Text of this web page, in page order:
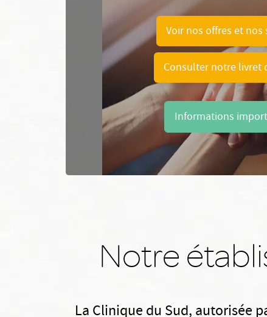
Voir nos offres et nos
Consulter notre livret
Informations
Notre
La Clinique du Sud, autorisée